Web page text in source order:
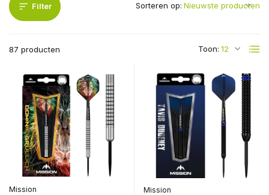
Filter
87 producten Toon:
Sorteren op:
Mission Mission